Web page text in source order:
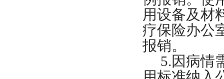
用设备及材
疗保险办公
报销。
5.因病情